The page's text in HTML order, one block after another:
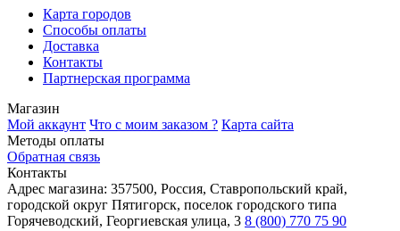
Карта городов
Способы оплаты
Доставка
Контакты
Партнерская программа
Магазин
Мой аккаунт Что с моим заказом ? Карта сайта
Методы оплаты
Обратная связь
Контакты
Адрес магазина: 357500, Россия, Ставропольский край,
городской округ Пятигорск, поселок городского типа
Горячеводский, Георгиевская улица, 3 8 (800) 770 75 90